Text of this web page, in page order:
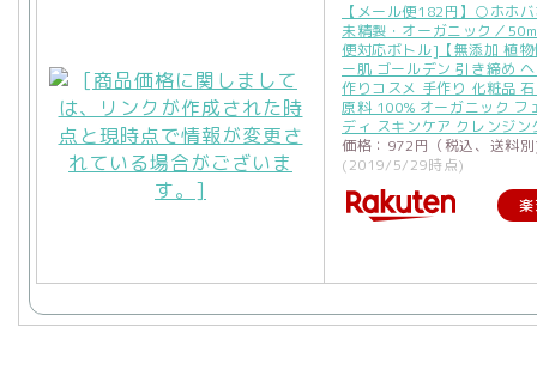
【メール便182円】○ホホ
未精製・オーガニック／
便対応ボトル]【無添加 植
ー肌 ゴールデン 引き締め
作りコスメ 手作り 化粧品
原料 100% オーガニック フ
ディ スキンケア クレンジン
価格：972円（税込、送料
(2019/5/29時点)